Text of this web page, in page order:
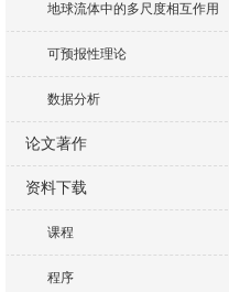
地球流体中的多尺度相互作用
可预报性理论
数据分析
论文著作
资料下载
课程
程序